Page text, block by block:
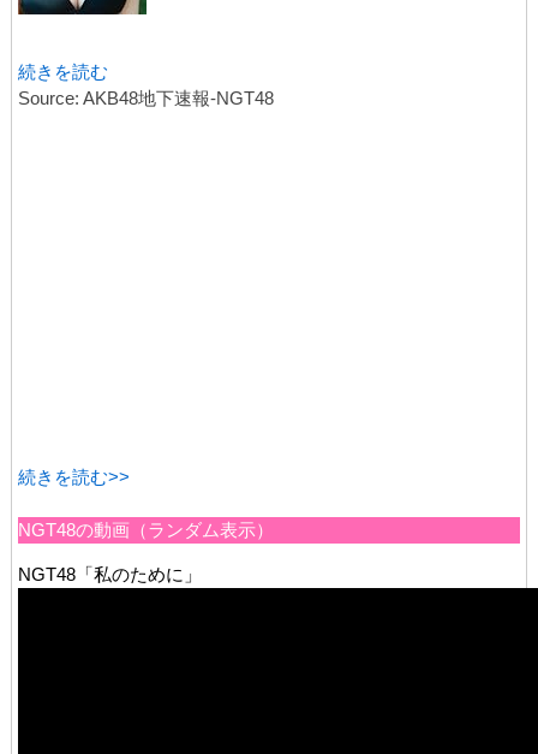
続きを読む
Source: AKB48地下速報-NGT48
続きを読む>>
NGT48の動画（ランダム表示）
NGT48「私のために」